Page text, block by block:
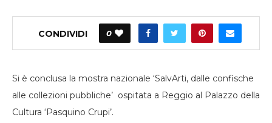
CONDIVIDI 0
Si è conclusa la mostra nazionale ‘SalvArti, dalle confische
alle collezioni pubbliche’ ospitata a Reggio al Palazzo della
Cultura ‘Pasquino Crupi’.